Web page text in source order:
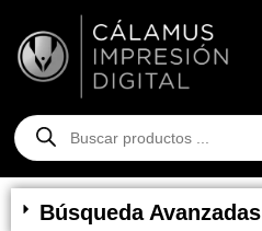
Búsqueda Avanzadas